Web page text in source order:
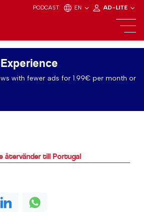
PODCAST EN AD-LITE
with fewer ads for 1.99€ per month or
återvänder till Portugal